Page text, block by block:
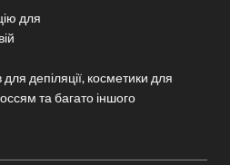
для
для депіляції, косметики для
та багато іншого